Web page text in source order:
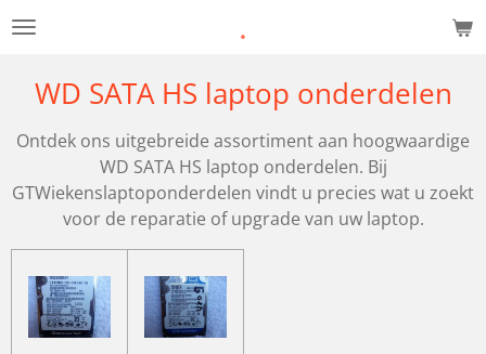
Ga
.
WD SATA HS laptop onderdelen
Ontdek ons uitgebreide assortiment aan hoogwaardige
WD SATA HS laptop onderdelen. Bij
GTWiekenslaptoponderdelen vindt u precies wat u zoekt
voor de reparatie of upgrade van uw laptop.